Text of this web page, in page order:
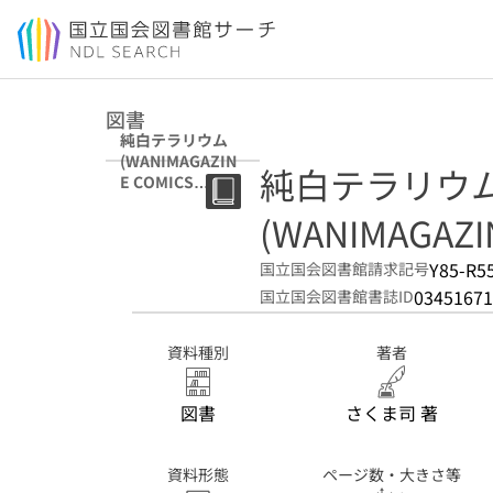
本文へ移動
図書
純白テラリウム
(WANIMAGAZIN
E COMICS
純白テラリウ
国立国会図書館請求記号Y85-
国立国会図書館書誌ID
資料種別
図書
著者
さくま司 著
資料形態 ページ数・大きさ等